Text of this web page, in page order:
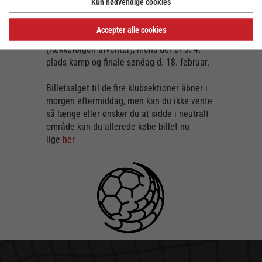
den anden semifinale.
Kampene spilles lørdag d. 17. februar
(rækkefølgen afventer), mens der er 3.-4.
plads kamp og finale søndag d. 18. februar.
Billetsalget til de fire klubsektioner åbner i
morgen eftermiddag, men kan du ikke vente
så længe eller ønsker du at sidde i neutralt
område kan du allerede købe billet nu
lige her
Accepter alle cookies